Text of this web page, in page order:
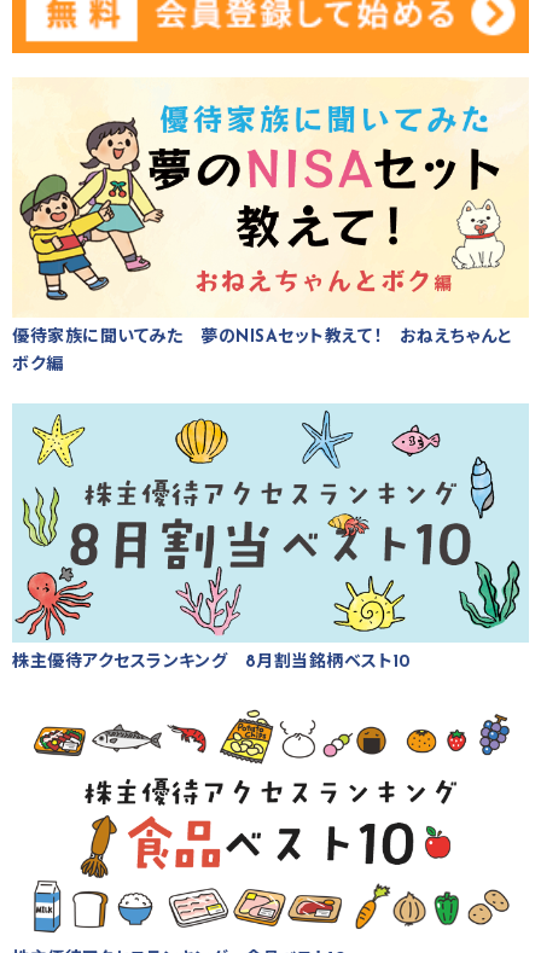
優待家族に聞いてみた 夢のNISAセット教えて！ おねえちゃんと
ボク編
株主優待アクセスランキング 8月割当銘柄ベスト10